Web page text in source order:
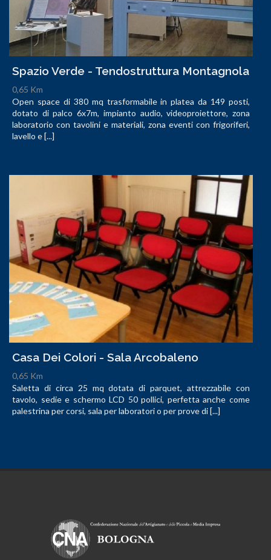
Spazio Verde - Tendostruttura Montagnola
0,65 Km
Open space di 380 mq trasformabile in platea da 149 posti,
dotato di palco 6x7m, impianto audio, videoproiettore, zona
laboratorio con tavolini e materiali, zona eventi con frigoriferi,
lavello e [...]
Casa Dei Colori - Sala Arcobaleno
0,65 Km
Saletta di circa 25 mq dotata di parquet, attrezzabile con
tavolo, sedie e schermo LCD 50 pollici, perfetta anche come
palestrina per corsi, sala per laboratori o per prove di [...]